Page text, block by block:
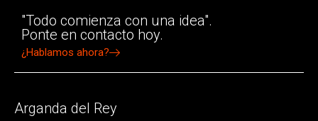
"Todo comienza con una idea".
Ponte en contacto hoy.
¿Hablamos ahora?
Arganda del Rey